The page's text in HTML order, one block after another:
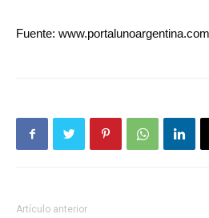
Fuente:
Artículo anterior